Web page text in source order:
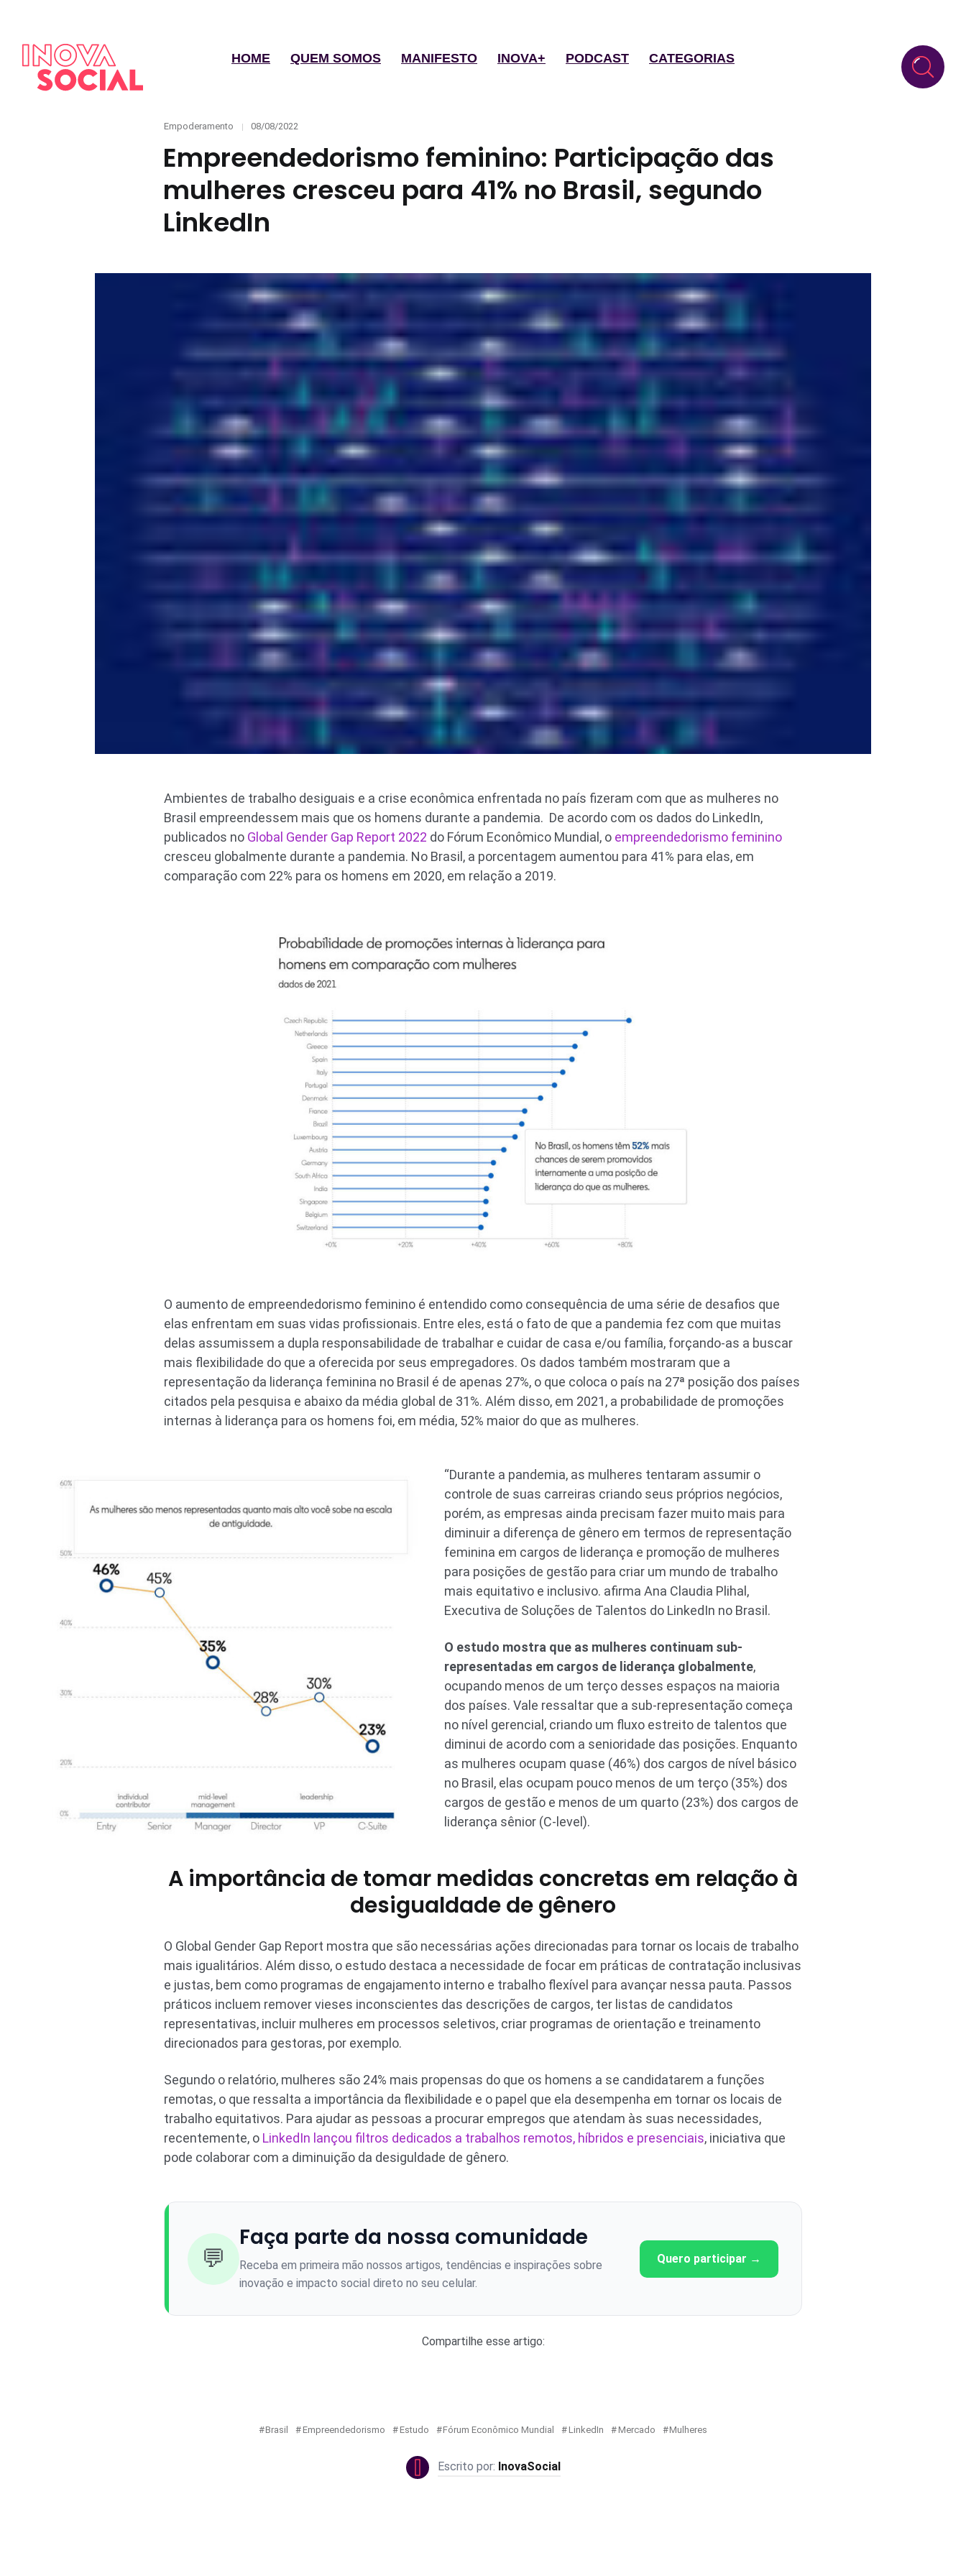
HOME QUEM SOMOS MANIFESTO INOVA+ PODCAST CATEGORIAS
Categories
Empoderamento
Posted
08/08/2022
Empreendedorismo feminino: Participação das
mulheres cresceu para 41% no Brasil, segundo
LinkedIn
Ambientes de trabalho desiguais e a crise econômica enfrentada no país fizeram com que as mulheres no
Brasil empreendessem mais que os homens durante a pandemia. De acordo com os dados do LinkedIn,
publicados no Global Gender Gap Report 2022 do Fórum Econômico Mundial, o empreendedorismo feminino
cresceu globalmente durante a pandemia. No Brasil, a porcentagem aumentou para 41% para elas, em
comparação com 22% para os homens em 2020, em relação a 2019.
O aumento de empreendedorismo feminino é entendido como consequência de uma série de desafios que
elas enfrentam em suas vidas profissionais. Entre eles, está o fato de que a pandemia fez com que muitas
delas assumissem a dupla responsabilidade de trabalhar e cuidar de casa e/ou família, forçando-as a buscar
mais flexibilidade do que a oferecida por seus empregadores. Os dados também mostraram que a
representação da liderança feminina no Brasil é de apenas 27%, o que coloca o país na 27ª posição dos países
citados pela pesquisa e abaixo da média global de 31%. Além disso, em 2021, a probabilidade de promoções
internas à liderança para os homens foi, em média, 52% maior do que as mulheres.
“Durante a pandemia, as mulheres tentaram assumir o
controle de suas carreiras criando seus próprios negócios,
porém, as empresas ainda precisam fazer muito mais para
diminuir a diferença de gênero em termos de representação
feminina em cargos de liderança e promoção de mulheres
para posições de gestão para criar um mundo de trabalho
mais equitativo e inclusivo. afirma Ana Claudia Plihal,
Executiva de Soluções de Talentos do LinkedIn no Brasil.
O estudo mostra que as mulheres continuam sub-
representadas em cargos de liderança globalmente,
ocupando menos de um terço desses espaços na maioria
dos países. Vale ressaltar que a sub-representação começa
no nível gerencial, criando um fluxo estreito de talentos que
diminui de acordo com a senioridade das posições. Enquanto
as mulheres ocupam quase (46%) dos cargos de nível básico
no Brasil, elas ocupam pouco menos de um terço (35%) dos
cargos de gestão e menos de um quarto (23%) dos cargos de
liderança sênior (C-level).
A importância de tomar medidas concretas em relação à
desigualdade de gênero
O Global Gender Gap Report mostra que são necessárias ações direcionadas para tornar os locais de trabalho
mais igualitários. Além disso, o estudo destaca a necessidade de focar em práticas de contratação inclusivas
e justas, bem como programas de engajamento interno e trabalho flexível para avançar nessa pauta. Passos
práticos incluem remover vieses inconscientes das descrições de cargos, ter listas de candidatos
representativas, incluir mulheres em processos seletivos, criar programas de orientação e treinamento
direcionados para gestoras, por exemplo.
Segundo o relatório, mulheres são 24% mais propensas do que os homens a se candidatarem a funções
remotas, o que ressalta a importância da flexibilidade e o papel que ela desempenha em tornar os locais de
trabalho equitativos. Para ajudar as pessoas a procurar empregos que atendam às suas necessidades,
recentemente, o LinkedIn lançou filtros dedicados a trabalhos remotos, híbridos e presenciais, iniciativa que
pode colaborar com a diminuição da desiguldade de gênero.
💬
Faça parte da nossa comunidade
Receba em primeira mão nossos artigos, tendências e inspirações sobre
inovação e impacto social direto no seu celular.
Quero participar →
Compartilhe esse artigo:
Brasil Empreendedorismo Estudo Fórum Econômico Mundial LinkedIn Mercado Mulheres
InovaSocial